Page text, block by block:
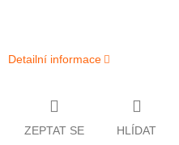
Detailní informace
ZEPTAT SE HLÍDAT